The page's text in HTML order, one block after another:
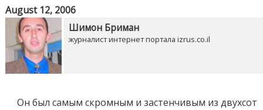
August 12, 2006
Шимон Бриман
журналист интернет портала izrus.co.il
Он был самым скромным и застенчивым из двухсот